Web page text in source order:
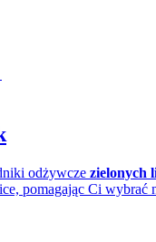
odżywcze zielonych
pomagając Ci wybrać